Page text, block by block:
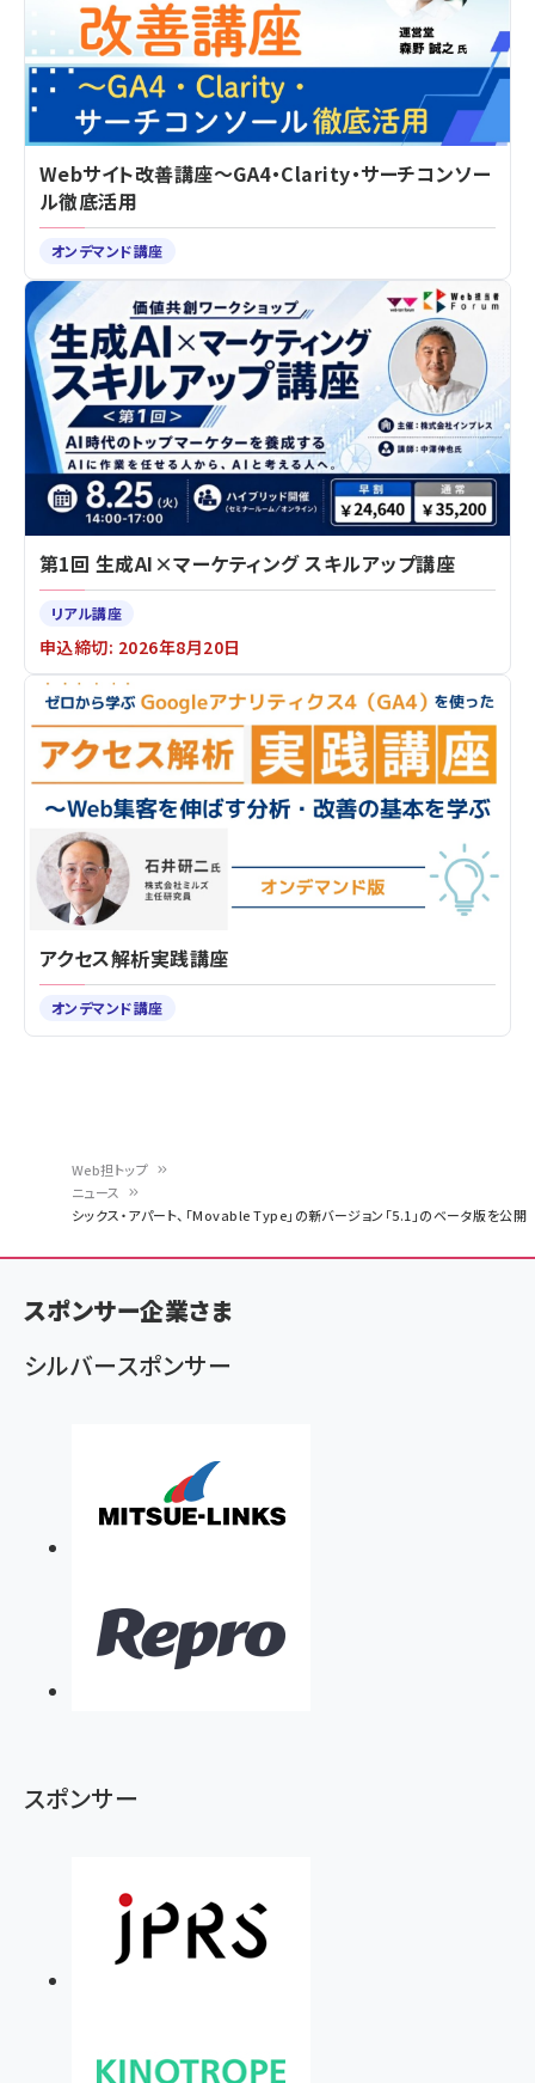
ン
く
ず
Web担トップ
ニュース
シックス・アパート、「Movable Type」の新バージョン「5.1」のベータ版を公開
Webサイト改善講座～GA4・Clarity・サーチコンソー
ル徹底活用
オンデマンド講座
第1回 生成AI×マーケティング スキルアップ講座
リアル講座
申込締切: 2026年8月20日
アクセス解析実践講座
オンデマンド講座
スポンサー企業さま
シルバースポンサー
スポンサー